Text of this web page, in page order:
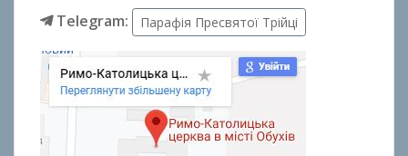
Telegram: Парафія Пресвятої Трійці